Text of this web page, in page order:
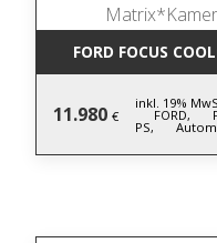
FORD FOCUS
11.980 €
inkl. 19%
FORD,
PS,